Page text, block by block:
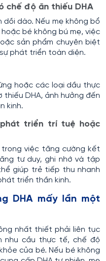
chế độ ăn thiếu DHA
dồi dào. Nếu mẹ không bổ
bé không bú mẹ, việc
sản phẩm chuyên biệt
phát triển toàn diện.
hoặc các loại dầu thực
DHA, ảnh hưởng đến
kinh.
triển trí tuệ hoặc
việc tăng cường kết
tư duy, ghi nhớ và tập
giúp trẻ tiếp thu nhanh
triển thần kinh.
DHA mấy lần một
nhất thiết phải liên tục
nhu cầu thực tế, chế độ
của bé. Nếu bé không